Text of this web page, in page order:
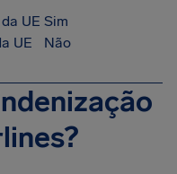
UE Sim
UE
Não